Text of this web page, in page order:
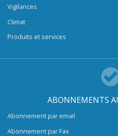
Vigilances
Climat
Produits et services
ABONNEMENTS
Abonnement par email
Abonnement par Fax